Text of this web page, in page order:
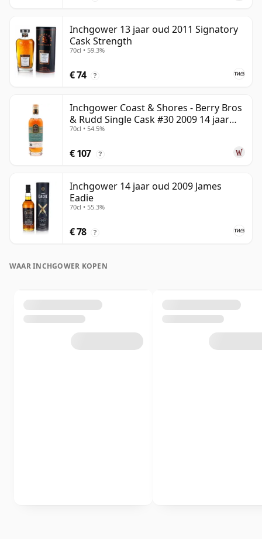
Inchgower 13 jaar oud 2011 Signatory
Cask Strength
70cl • 59.3%
€ 74 ?
Inchgower Coast & Shores - Berry Bros
& Rudd Single Cask #30 2009 14 jaar
oud
70cl • 54.5%
€ 107 ?
Inchgower 14 jaar oud 2009 James
Eadie
70cl • 55.3%
€ 78 ?
WAAR INCHGOWER KOPEN